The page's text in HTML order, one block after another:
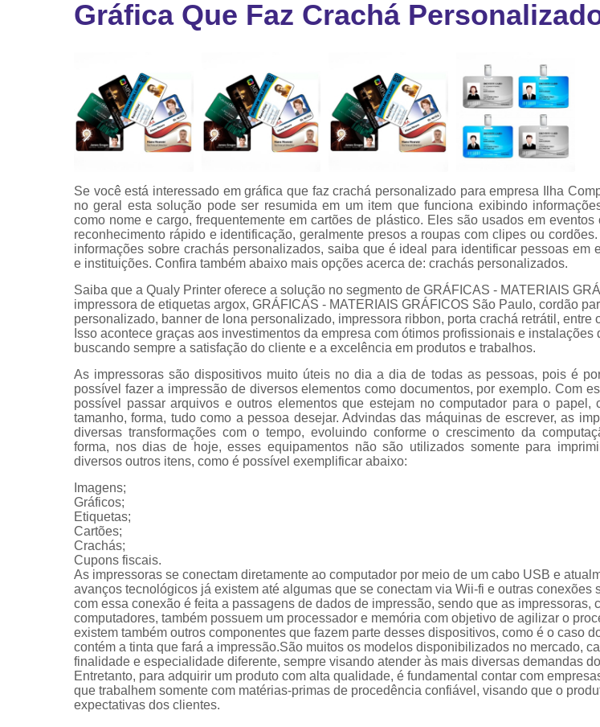
Ribbon
Ribbons
Cordão de
Gráfica Que Faz Crachá
Se você está interessado em gráfica que faz crachá personalizado para empresa Ilha
no geral esta solução pode ser resumida em um item que funciona exibindo
como nome e cargo, frequentemente em cartões de plástico. Eles são usados em eventos
reconhecimento rápido e identificação, geralmente presos a roupas com clipes ou
informações sobre crachás personalizados, saiba que é ideal para identificar pessoas em
e instituições. Confira também abaixo mais opções acerca de: crachás personalizados.
Saiba que a Qualy Printer oferece a solução no segmento de GRÁFICAS - MATERIAIS
impressora de etiquetas argox, GRÁFICAS - MATERIAIS GRÁFICOS São Paulo, cordão
personalizado, banner de lona personalizado, impressora ribbon, porta crachá retrátil, entre
Isso acontece graças aos investimentos da empresa com ótimos profissionais e instalações
buscando sempre a satisfação do cliente e a excelência em produtos e trabalhos.
As impressoras são dispositivos muito úteis no dia a dia de todas as pessoas, pois é
possível fazer a impressão de diversos elementos como documentos, por exemplo. Com
possível passar arquivos e outros elementos que estejam no computador para o papel,
tamanho, forma, tudo como a pessoa desejar. Advindas das máquinas de escrever, as
diversas transformações com o tempo, evoluindo conforme o crescimento da
forma, nos dias de hoje, esses equipamentos não são utilizados somente para
diversos outros itens, como é possível exemplificar abaixo:
Imagens;
Gráficos;
Etiquetas;
Cartões;
Crachás;
Cupons fiscais.
As impressoras se conectam diretamente ao computador por meio de um cabo USB e
avanços tecnológicos já existem até algumas que se conectam via Wii-fi e outras conexões
com essa conexão é feita a passagens de dados de impressão, sendo que as impressoras,
computadores, também possuem um processador e memória com objetivo de agilizar o
existem também outros componentes que fazem parte desses dispositivos, como é o caso
contém a tinta que fará a impressão.São muitos os modelos disponibilizados no mercado,
finalidade e especialidade diferente, sempre visando atender às mais diversas demandas
Entretanto, para adquirir um produto com alta qualidade, é fundamental contar com
que trabalhem somente com matérias-primas de procedência confiável, visando que o
expectativas dos clientes.